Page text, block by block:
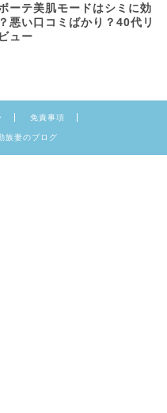
ーテ美肌モードはシミに効
悪い口コミばかり？40代リ
ュー
免責事項
妻のブログ